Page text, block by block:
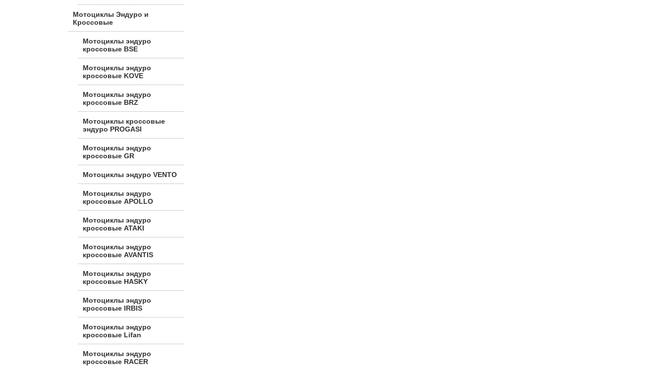
Мотоциклы Эндуро и
Кроссовые
Мотоциклы эндуро
кроссовые BSE
Мотоциклы эндуро
кроссовые KOVE
Мотоциклы эндуро
кроссовые BRZ
Мотоциклы кроссовые
эндуро PROGASI
Мотоциклы эндуро
кроссовые GR
Мотоциклы эндуро VENTO
Мотоциклы эндуро
кроссовые APOLLO
Мотоциклы эндуро
кроссовые ATAKI
Мотоциклы эндуро
кроссовые AVANTIS
Мотоциклы эндуро
кроссовые HASKY
Мотоциклы эндуро
кроссовые IRBIS
Мотоциклы эндуро
кроссовые Lifan
Мотоциклы эндуро
кроссовые RACER